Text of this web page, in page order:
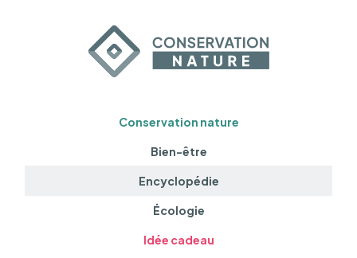
Conservation nature
Bien-être
Encyclopédie
Écologie
Idée cadeau